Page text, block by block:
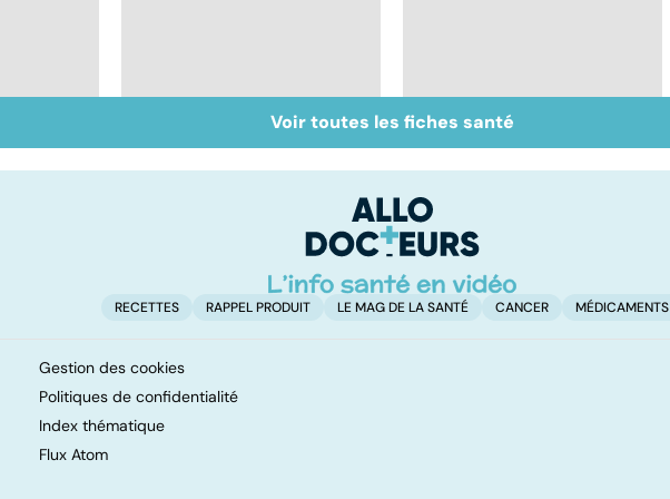
La greffe, du
prélèvement à la
Greffe : comment
éviter les rejets ?
Voir toutes les fiches santé
RECETTES RAPPEL PRODUIT LE MAG DE LA SANTÉ CANCER MÉDICAMENTS
Gestion des cookies
Politiques de confidentialité
Index thématique
Flux Atom